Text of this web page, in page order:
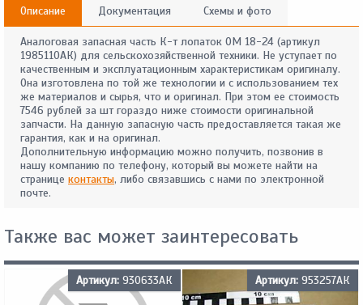
Описание Документация Схемы и фото
Аналоговая запасная часть К-т лопаток OM 18-24 (артикул
1985110АК) для сельскохозяйственной техники. Не уступает по
качественным и эксплуатационным характеристикам оригиналу.
Она изготовлена по той же технологии и с использованием тех
же материалов и сырья, что и оригинал. При этом ее стоимость
7546 рублей за шт гораздо ниже стоимости оригинальной
запчасти. На данную запасную часть предоставляется такая же
гарантия, как и на оригинал.
Дополнительную информацию можно получить, позвонив в
нашу компанию по телефону, который вы можете найти на
странице контакты, либо связавшись с нами по электронной
почте.
Также вас может заинтересовать
Артикул: 930633АК Артикул: 953257АК